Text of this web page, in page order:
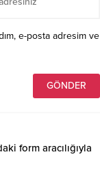
e-posta adresim ve
form aracılığıyla